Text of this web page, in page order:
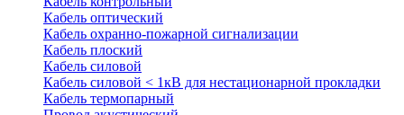
Кабель оптический
Кабель охранно-пожарной сигнализации
Кабель плоский
Кабель силовой
Кабель силовой < 1кВ для нестационарной прокладки
Кабель термопарный